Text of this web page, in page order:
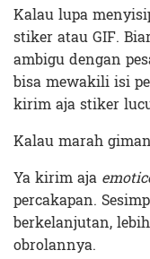
Kalau lupa
stiker atau GIF.
ambigu dengan
bisa mewakili isi
kirim aja stiker
Kalau marah
Ya kirim aja
percakapan.
berkelanjutan,
obrolannya.